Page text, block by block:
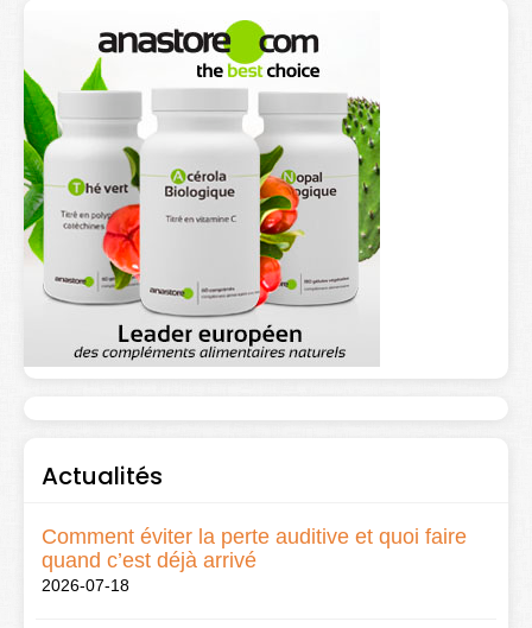
Actualités
Comment éviter la perte auditive et quoi faire
quand c’est déjà arrivé
2026-07-18